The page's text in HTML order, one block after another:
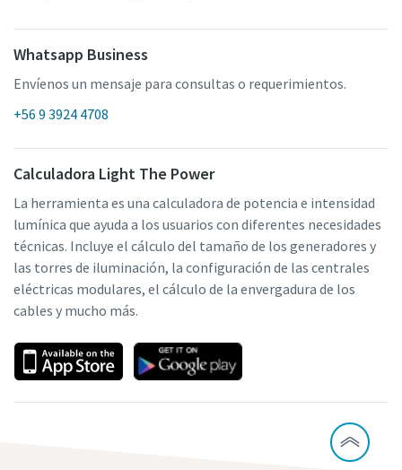
Whatsapp Business
Envíenos un mensaje para consultas o requerimientos.
+56 9 3924 4708
Calculadora Light The Power
La herramienta es una calculadora de potencia e intensidad
lumínica que ayuda a los usuarios con diferentes necesidades
técnicas. Incluye el cálculo del tamaño de los generadores y
las torres de iluminación, la configuración de las centrales
eléctricas modulares, el cálculo de la envergadura de los
cables y mucho más.